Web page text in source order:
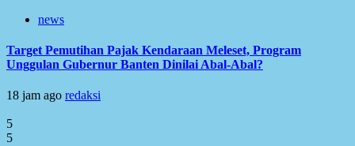
news
Target Pemutihan Pajak Kendaraan Meleset, Program
Unggulan Gubernur Banten Dinilai Abal-Abal?
18 jam ago redaksi
5
5